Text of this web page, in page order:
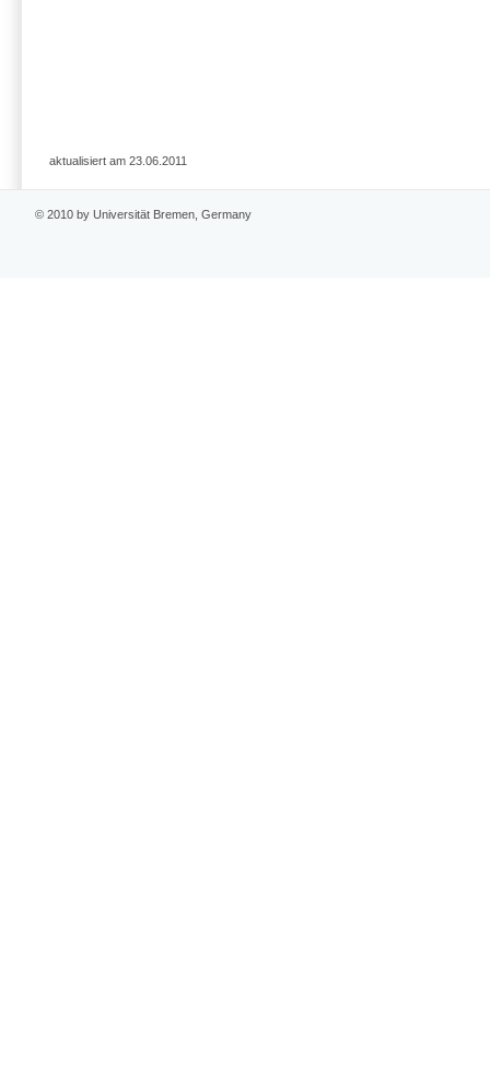
aktualisiert am 23.06.2011
© 2010 by Universität Bremen, Germany